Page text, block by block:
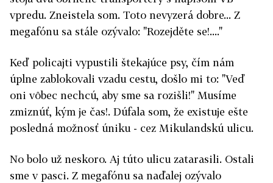
vpredu. Zneistela som. Toto nevyzerá dobre... Z
megafónu sa stále ozývalo: "Rozejděte se!...."
Keď policajti vypustili štekajúce psy, čím nám
úplne zablokovali vzadu cestu, došlo mi to: "Veď
oni vôbec nechcú, aby sme sa rozišli!" Musíme
zmiznúť, kým je čas!. Dúfala som, že existuje ešte
posledná možnosť úniku - cez Mikulandskú ulicu.
No bolo už neskoro. Aj túto ulicu zatarasili. Ostali
sme v pasci. Z megafónu sa naďalej ozývalo